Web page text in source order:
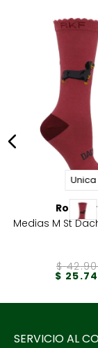
Unica
Medias M St
$ 42.
$ 25.
SERVICIO AL